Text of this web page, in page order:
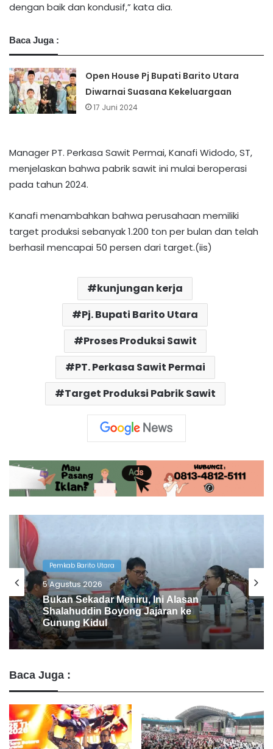
dengan baik dan kondusif,” kata dia.
Baca Juga :
Open House Pj Bupati Barito Utara
Diwarnai Suasana Kekeluargaan
17 Juni 2024
Manager PT. Perkasa Sawit Permai, Kanafi Widodo, ST,
menjelaskan bahwa pabrik sawit ini mulai beroperasi
pada tahun 2024.
Kanafi menambahkan bahwa perusahaan memiliki
target produksi sebanyak 1.200 ton per bulan dan telah
berhasil mencapai 50 persen dari target.(iis)
kunjungan kerja
Pj. Bupati Barito Utara
Proses Produksi Sawit
PT. Perkasa Sawit Permai
Target Produksi Pabrik Sawit
Pemkab Barito Utara
5 Agustus 2026
Gunung Kidul
Pemkab Barito Utara
4 Agustus 2026
Pemkab Barito Utara Kaji Tiru Tata
Kelola Pemerintahan ke DIY
Baca Juga :